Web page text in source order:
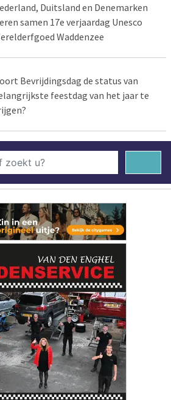
Duitsland en Denemarken
samen 17e verjaardag Unesco
Waddenzee
Bevrijdingsdag de status van
feestdag van het jaar te